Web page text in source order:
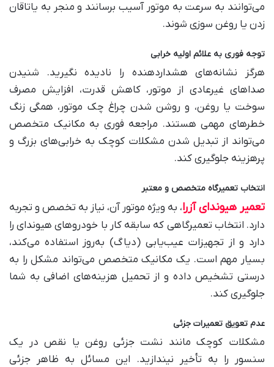
می‌توانند به سرعت به موتور آسیب برسانند و منجر به یاتاقان
زدن یا روغن سوزی شوند.
توجه فوری به علائم اولیه خرابی
هرگز نشانه‌های هشداردهنده را نادیده نگیرید. شنیدن
صداهای غیرعادی از موتور، کاهش قدرت، افزایش مصرف
سوخت یا روغن، و روشن شدن چراغ چک موتور، همگی زنگ
خطرهای مهمی هستند. مراجعه فوری به مکانیک متخصص
می‌تواند از تبدیل شدن مشکلات کوچک به خرابی‌های بزرگ و
پرهزینه جلوگیری کند.
انتخاب تعمیرگاه متخصص و معتبر
تعمیر هیوندای آزرا، به ویژه موتور آن، نیاز به تخصص و تجربه
دارد. انتخاب تعمیرگاهی که سابقه کار با خودروهای هیوندای را
دارد و از تجهیزات عیب‌یابی (دیاگ) به‌روز استفاده می‌کند،
بسیار مهم است. یک مکانیک متخصص می‌تواند مشکل را به
درستی تشخیص داده و از تحمیل هزینه‌های اضافی به شما
جلوگیری کند.
عدم تعویق تعمیرات جزئی
مشکلات کوچک مانند نشت جزئی روغن یا نقص در یک
سنسور را به تأخیر نیندازید. این مسائل به ظاهر جزئی